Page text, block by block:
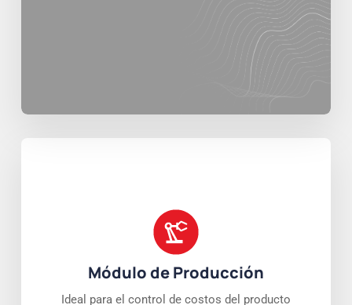
Módulo de Producción
Ideal para el control de costos del producto